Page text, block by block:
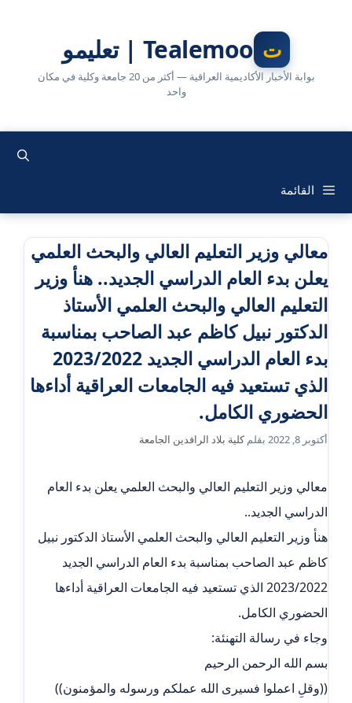
Tealemoo | تعليمو
بوابة الأخبار الأكاديمية العراقية — أكثر من 20 جامعة وكلية في مكان
واحد
القائمة
معالي وزير التعليم العالي والبحث العلمي
يعلن بدء العام الدراسي الجديد.. هنأ وزير
التعليم العالي والبحث العلمي الأستاذ
الدكتور نبيل كاظم عبد الصاحب بمناسبة
بدء العام الدراسي الجديد 2023/2022
الذي تستعيد فيه الجامعات العراقية أداءها
الحضوري الكامل.
أكتوبر 8, 2022 بقلمكلية بلاد الرافدين الجامعة
معالي وزير التعليم العالي والبحث العلمي يعلن بدء العام
الدراسي الجديد..
هنأ وزير التعليم العالي والبحث العلمي الأستاذ الدكتور نبيل
كاظم عبد الصاحب بمناسبة بدء العام الدراسي الجديد
2023/2022 الذي تستعيد فيه الجامعات العراقية أداءها
الحضوري الكامل.
وجاء في رسالة التهنئة:
بسم الله الرحمن الرحيم
((وقلِ اعملوا فسيرى الله عملكم ورسوله والمؤمنون))